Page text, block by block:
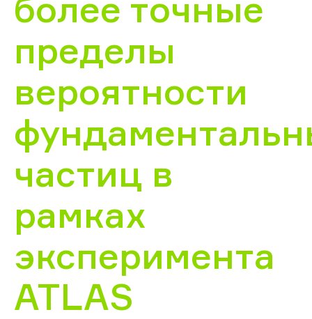
пределы
вероятности
частиц в
рамках
эксперимента
ATLAS